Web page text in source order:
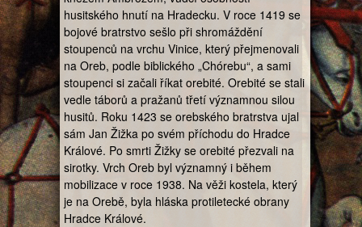
husitského hnutí na Hradecku. V roce 1419 se
bojové bratrstvo sešlo při shromáždění
stoupenců na vrchu Vinice, který přejmenovali
na Oreb, podle biblického „Chórebu“, a sami
stoupenci si začali říkat orebité. Orebité se stali
vedle táborů a pražanů třetí významnou silou
husitů. Roku 1423 se orebského bratrstva ujal
sám Jan Žižka po svém příchodu do Hradce
Králové. Po smrti Žižky se orebité přezvali na
sirotky. Vrch Oreb byl významný i během
mobilizace v roce 1938. Na věži kostela, který
je na Orebě, byla hláska protiletecké obrany
Hradce Králové.